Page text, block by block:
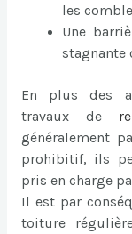
les
Une
stagnante
En plus des
travaux de
généralement
prohibitif, ils
pris en charge
Il est par
toiture